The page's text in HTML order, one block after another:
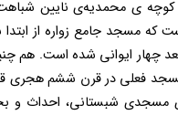
ی محمدیه‌ی نایین شباهت
که مسجد جامع زواره از
چهار ایوانی شده است. هم
فعلی در قرن ششم هجری
مسجدی شبستانی، احداث و